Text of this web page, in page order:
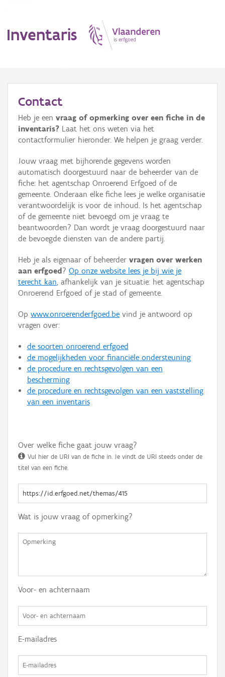
Inventaris
Erfgoedobject
Aanduidingsobject
Waarneming
Thema
Gebeurtenis
Persoon of collectief
Hergebruik
Aanmelden
Contact
Heb je een vraag of opmerking over een fiche in de
inventaris? Laat het ons weten via het
contactformulier hieronder. We helpen je graag verder.
Jouw vraag met bijhorende gegevens worden
automatisch doorgestuurd naar de beheerder van de
fiche: het agentschap Onroerend Erfgoed of de
gemeente. Onderaan elke fiche lees je welke organisatie
verantwoordelijk is voor de inhoud. Is het agentschap
of de gemeente niet bevoegd om je vraag te
beantwoorden? Dan wordt je vraag doorgestuurd naar
de bevoegde diensten van de andere partij.
Heb je als eigenaar of beheerder vragen over werken
aan erfgoed ? Op onze website lees je bij wie je
terecht kan, afhankelijk van je situatie: het agentschap
Onroerend Erfgoed of je stad of gemeente.
Op www.onroerenderfgoed.be vind je antwoord op
vragen over:
de soorten onroerend erfgoed
de mogelijkheden voor financiële ondersteuning
de procedure en rechtsgevolgen van een
bescherming
de procedure en rechtsgevolgen van een vaststelling
van een inventaris
Over welke fiche gaat jouw vraag?
Vul hier de URI van de fiche in. Je vindt de URI steeds onder de
titel van een fiche.
Wat is jouw vraag of opmerking?
Voor- en achternaam
E-mailadres